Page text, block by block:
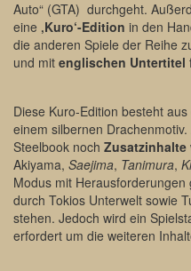
Auto“ (GTA) durchgeht.
eine ‚Kuro‘-Edition in den
die anderen Spiele der Reihe
und mit englischen Untertitel
Diese Kuro-Edition besteht
einem silbernen
Steelbook noch Zusatzinhalte
Akiyama, Saejima, Tanimura,
Modus mit
durch Tokios Unterwelt sowie
stehen. Jedoch wird ein
erfordert um die weiteren